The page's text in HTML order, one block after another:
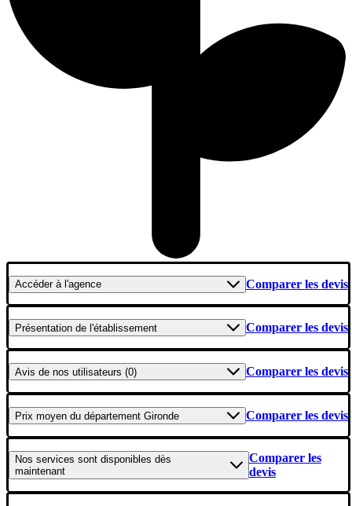
Accéderà l'agence Comparer les devis
Présentation de l'établissement Comparer les devis
Avis de nos utilisateurs (0) Comparer les devis
Prix moyen du département Gironde Comparer les devis
Nos services sont disponibles dès
maintenant
Comparer les
devis